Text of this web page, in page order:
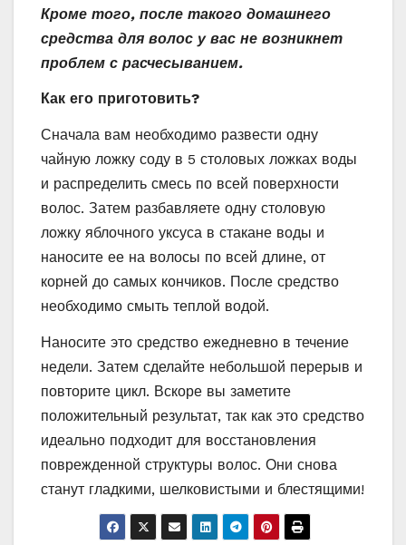
Кроме того, после такого домашнего
средства для волос у вас не возникнет
проблем с расчесыванием.
Как его приготовить?
Сначала вам необходимо развести одну
чайную ложку соду в 5 столовых ложках воды
и распределить смесь по всей поверхности
волос. Затем разбавляете одну столовую
ложку яблочного уксуса в стакане воды и
наносите ее на волосы по всей длине, от
корней до самых кончиков. После средство
необходимо смыть теплой водой.
Наносите это средство ежедневно в течение
недели. Затем сделайте небольшой перерыв и
повторите цикл. Вскоре вы заметите
положительный результат, так как это средство
идеально подходит для восстановления
поврежденной структуры волос. Они снова
станут гладкими, шелковистыми и блестящими!